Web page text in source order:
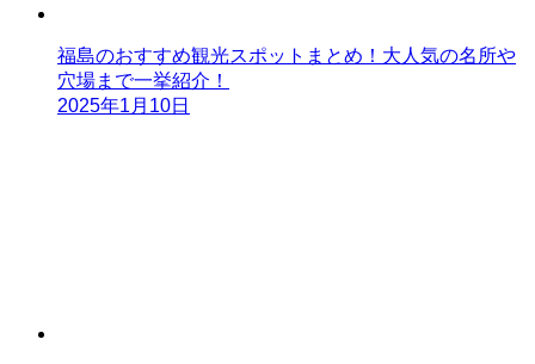
福島のおすすめ観光スポットまとめ！大人気の名所や
穴場まで一挙紹介！
2025年1月10日